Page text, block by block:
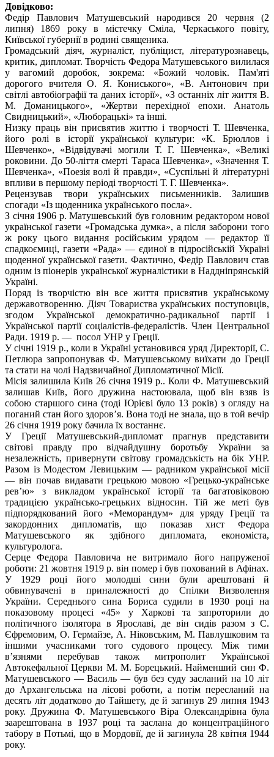
Довідково:
Федір Павлович Матушевський народився 20 червня (2
липня) 1869 року в містечку Сміла, Черкаського повіту,
Київської губернії в родині священика.
Громадський діяч, журналіст, публіцист, літературознавець,
критик, дипломат. Творчість Федора Матушевського вилилася
у вагомий доробок, зокрема: «Божий чоловік. Пам'яті
дорогого вчителя О. Я. Кониського», «В. Антонович при
світлі автобіографії та даних історії», «З останніх літ життя В.
М. Доманицького», «Жертви перехідної епохи. Анатоль
Свидницький», «Люборацькі» та інші.
Низку праць він присвятив життю і творчості Т. Шевченка,
його ролі в історії української культури: «К. Брюллов і
Шевченко», «Відвідувачі могили Т. Г. Шевченка», «Великі
роковини. До 50-ліття смерті Тараса Шевченка», «Значення Т.
Шевченка», «Поезія волі й правди», «Суспільні й літературні
впливи в першому періоді творчості Т. Г. Шевченка».
Рецензував твори українських письменників. Залишив
спогади «Із щоденника українського посла».
З січня 1906 р. Матушевський був головним редактором нової
української газети «Громадська думка», а після заборони того
ж року цього видання російським урядом — редактор її
спадкоємиці, газети «Рада» — єдиної в підросійській Україні
щоденної української газети. Фактично, Федір Павлович став
одним із піонерів української журналістики в Наддніпрянській
Україні.
Поряд із творчістю він все життя присвятив українському
державотворенню. Діяч Товариства українських поступовців,
згодом Української демократично-радикальної партії і
Української партії соціалістів-федералістів. Член Центральної
Ради. 1919 р. — посол УНР у Греції.
У січні 1919 p., коли в Україні установився уряд Директорії, С.
Петлюра запропонував Ф. Матушевському виїхати до Греції
та стати на чолі Надзвичайної Дипломатичної Місії.
Місія залишила Київ 26 січня 1919 р.. Коли Ф. Матушевський
залишав Київ, його дружина настоювала, щоб він взяв із
собою старшого сина (тоді Юрієві було 13 років) з огляду на
поганий стан його здоров’я. Вона тоді не знала, що в той вечір
26 січня 1919 року бачила їх востаннє.
У Греції Матушевський-дипломат прагнув представити
світові правду про відчайдушну боротьбу України за
незалежність, привернути світову громадськість на бік УНР.
Разом із Модестом Левицьким — радником української місії
— він почав видавати грецькою мовою «Грецько-українське
рев’ю» з викладом української історії та багатовіковою
традицією українсько-грецьких відносин. Тій же меті був
підпорядкований його «Меморандум» для уряду Греції та
закордонних дипломатів, що показав хист Федора
Матушевського як здібного дипломата, економіста,
культуролога.
Серце Федора Павловича не витримало його напруженої
роботи: 21 жовтня 1919 р. він помер і був похований в Афінах.
У 1929 році його молодші сини були арештовані й
обвинувачені в приналежності до Спілки Визволення
України. Середнього сина Бориса судили в 1930 році на
показовому процесі «45» у Харкові та запроторили до
політичного ізолятора в Ярославі, де він сидів разом з С.
Єфремовим, О. Гермайзе, А. Ніковським, М. Павлушковим та
іншими учасниками того судового процесу. Між тими
в’язнями перебував також митрополит Української
Автокефальної Церкви М. М. Борецький. Найменший син Ф.
Матушевського — Василь — був без суду засланий на 10 літ
до Архангельська на лісові роботи, а потім пересланий на
десять літ додатково до Тайшету, де й загинув 29 липня 1943
року. Дружина Ф. Матушевського Віра Олександрівна була
заарештована в 1937 році та заслана до концентраційного
табору в Потьмі, що в Мордовії, де й загинула 28 квітня 1944
року.